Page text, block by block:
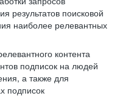
результатов поисковой
наиболее релевантных
контента
подписок на людей
а также для
подписок